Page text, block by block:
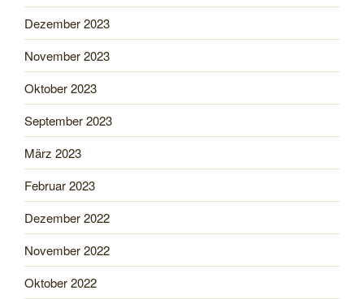
Dezember 2023
November 2023
Oktober 2023
September 2023
März 2023
Februar 2023
Dezember 2022
November 2022
Oktober 2022